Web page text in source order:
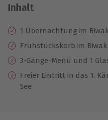
Inhalt
1 Übernachtung im
Frühstückskorb im Biwak
3-Gänge-Menü und 1
Freier Eintritt in das 1.
See